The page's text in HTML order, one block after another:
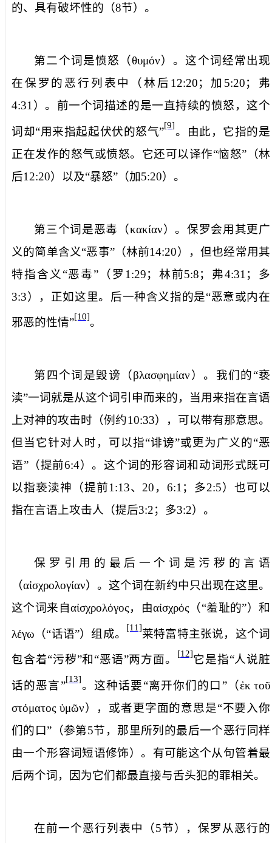
的、具有破坏性的（8节）。
第二个词是愤怒 （θυμόν）。这个词经常出现
在保罗的恶行列表中（林后 12:20；加 5:20；弗
4:31 ）。前一个词描述的是一直持续的愤怒，这个
词却“用来指起起伏伏的怒气”[9]。由此，它指的是
正在发作的怒气或愤怒。它还可以译作“恼怒”（林
后12:20）以及“暴怒”（加5:20）。
第三个词是恶毒 （κακίαν）。保罗会用其更广
义的简单含义“恶事”（林前14:20），但也经常用其
特指含义“恶毒”（罗 1:29；林前5:8；弗4:31 ；多
3:3），正如这里。后一种含义指的是“恶意或内在
邪恶的性情”[10]。
第四个词是毁谤 （βλασφημίαν ）。我们的“亵
渎”一词就是从这个词引申而来的，当用来指在言语
上对神的攻击时（例约10:33），可以带有那意思。
但当它针对人时，可以指“诽谤”或更为广义的“恶
语”（提前6:4）。这个词的形容词和动词形式既可
以指亵渎神（提前1:13、20 ，6:1；多2:5）也可以
指在言语上攻击人（提后3:2；多3:2）。
保罗引用的最后一个词是 污秽的言语
（αἰσχρολογίαν）。这个词在新约中只出现在这里。
这个词来自αἰσχρολόγος，由αἰσχρός （“羞耻的”）和
λέγω （“话语”）组成。 [11]莱特富特主张说，这个词
包含着“污秽”和“恶语”两方面。 [12]它是指“人说脏
话的恶言”[13]。这种话要“离开你们的口”（ἐκ τοῦ
στόματος ὑμῶν），或者更字面的意思是“不要入你
们的口”（参第5节，那里所列的最后一个恶行同样
由一个形容词短语修饰）。有可能这个从句管着最
后两个词，因为它们都最直接与舌头犯的罪相关。
在前一个恶行列表中（5节），保罗从恶行的